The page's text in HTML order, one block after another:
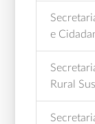
e
Rural